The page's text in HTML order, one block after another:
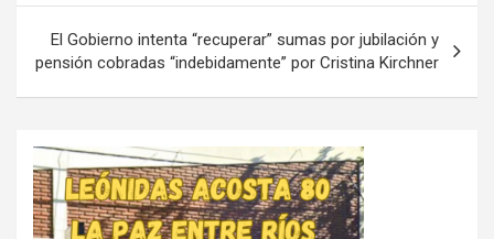
El Gobierno intenta “recuperar” sumas por jubilación y
pensión cobradas “indebidamente” por Cristina Kirchner